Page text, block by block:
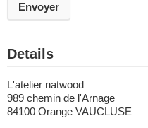
Envoyer
Details
L'atelier natwood
989 chemin de l'Arnage
84100 Orange VAUCLUSE